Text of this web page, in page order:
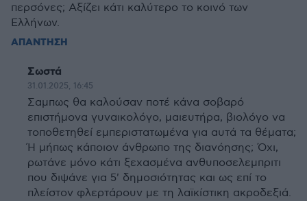
περσόνες; Αξίζει κάτι καλύτερο το κοινό των
Ελλήνων.
ΑΠΑΝΤΗΣΗ
Σωστά
31.01.2025, 16:45
Σαμπως θα καλούσαν ποτέ κάνα σοβαρό
επιστήμονα γυναικολόγο, μαιευτήρα, βιολόγο να
τοποθετηθεί εμπεριστατωμένα για αυτά τα θέματα;
Ή μήπως κάποιον άνθρωπο της διανόησης; Όχι,
ρωτάνε μόνο κάτι ξεχασμένα ανθυποσελεμπριτι
που διψάνε για 5' δημοσιότητας και ως επί το
πλείστον φλερτάρουν με τη λαϊκίστικη ακροδεξιά.